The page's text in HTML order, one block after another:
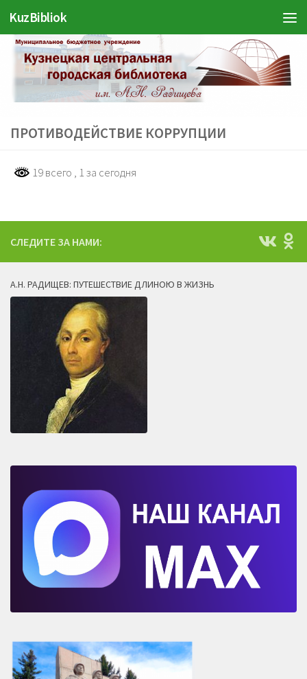
Перейти к содержимому
KuzBibliok
ПРОТИВОДЕЙСТВИЕ КОРРУПЦИИ
19 всего , 1 за сегодня
СЛЕДИТЕ ЗА НАМИ:
А.Н. РАДИЩЕВ: ПУТЕШЕСТВИЕ ДЛИНОЮ В ЖИЗНЬ